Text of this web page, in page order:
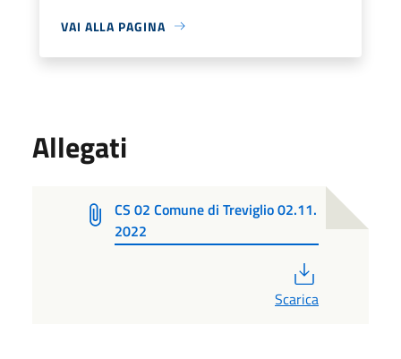
VAI ALLA PAGINA
Allegati
CS 02 Comune di Treviglio 02.11.
2022
Scarica